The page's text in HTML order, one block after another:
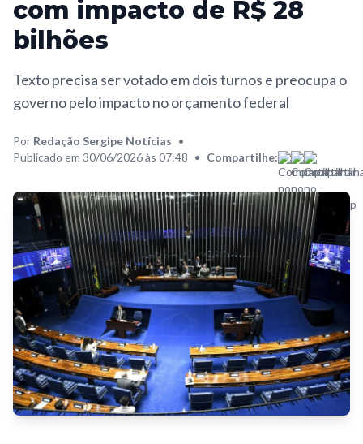
com impacto de R$ 28
bilhões
Texto precisa ser votado em dois turnos e preocupa o
governo pelo impacto no orçamento federal
Por Redação Sergipe Notícias •
Publicado em 30/06/2026 às 07:48 • Compartilhe: